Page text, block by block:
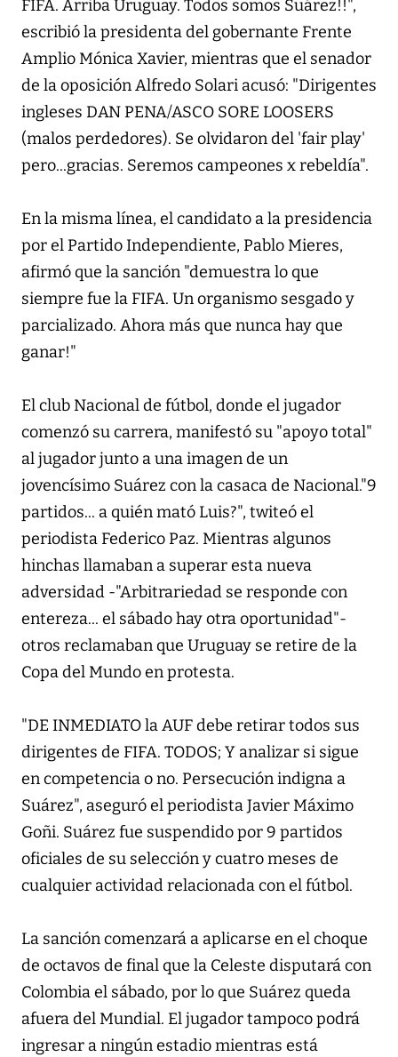
FIFA. Arriba Uruguay. Todos somos Suárez!!",
escribió la presidenta del gobernante Frente
Amplio Mónica Xavier, mientras que el senador
de la oposición Alfredo Solari acusó: "Dirigentes
ingleses DAN PENA/ASCO SORE LOOSERS
(malos perdedores). Se olvidaron del 'fair play'
pero...gracias. Seremos campeones x rebeldía".
En la misma línea, el candidato a la presidencia
por el Partido Independiente, Pablo Mieres,
afirmó que la sanción "demuestra lo que
siempre fue la FIFA. Un organismo sesgado y
parcializado. Ahora más que nunca hay que
ganar!"
El club Nacional de fútbol, donde el jugador
comenzó su carrera, manifestó su "apoyo total"
al jugador junto a una imagen de un
jovencísimo Suárez con la casaca de Nacional."9
partidos... a quién mató Luis?", twiteó el
periodista Federico Paz. Mientras algunos
hinchas llamaban a superar esta nueva
adversidad -"Arbitrariedad se responde con
entereza... el sábado hay otra oportunidad"-
otros reclamaban que Uruguay se retire de la
Copa del Mundo en protesta.
"DE INMEDIATO la AUF debe retirar todos sus
dirigentes de FIFA. TODOS; Y analizar si sigue
en competencia o no. Persecución indigna a
Suárez", aseguró el periodista Javier Máximo
Goñi. Suárez fue suspendido por 9 partidos
oficiales de su selección y cuatro meses de
cualquier actividad relacionada con el fútbol.
La sanción comenzará a aplicarse en el choque
de octavos de final que la Celeste disputará con
Colombia el sábado, por lo que Suárez queda
afuera del Mundial. El jugador tampoco podrá
ingresar a ningún estadio mientras está